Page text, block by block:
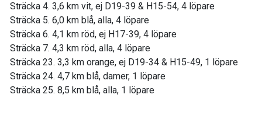
Sträcka 4. 3,6 km vit, ej D19-39 & H15-54, 4 löpare
Sträcka 5. 6,0 km blå, alla, 4 löpare
Sträcka 6. 4,1 km röd, ej H17-39, 4 löpare
Sträcka 7. 4,3 km röd, alla, 4 löpare
Sträcka 23. 3,3 km orange, ej D19-34 & H15-49, 1 löpare
Sträcka 24. 4,7 km blå, damer, 1 löpare
Sträcka 25. 8,5 km blå, alla, 1 löpare